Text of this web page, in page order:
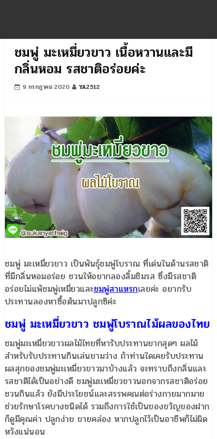
ชมพู่ มะเหมี่ยวขาว เนื้อหวานและมี
กลิ่นหอม รสชาติอร่อยค่ะ
9 กรกฎาคม 2020 YA2512
ชมพู่ มะเหมี่ยวขาว เป็นพันธุ์ชมพู่โบราณ ที่เด่นในด้านรสชาติ
ที่มีกลิ่นหอมอร่อย ชวนให้อยากลองลิ้มชิมรส ซึ่งมีรสชาติ
อร่อยไม่แพ้ชมพู่เหมี่ยวและชมพู่สาแหรกเลยค่ะ อยากรับ
ประทานลองหาซื้อต้นมาปลูกซิค่ะ
ชมพู่ มะเหมี่ยวขาว ชมพู่โบราณไม้ผลของไทย
ชมพู่มะเหมี่ยวขาวผลไม้ไทยที่หารับประทานยากสุดๆ ผลไม้
สำหรับรับประทานกินเล่นยามว่าง ถ้าท่านใดเคยรับประทาน
ผลสุกของชมพู่มะเหมี่ยวขาวมาบ้างแล้ว จะทราบถึงกลิ่นและ
รสชาติได้เป็นอย่างดี ชมพู่มะเหมี่ยวขาวนอกจากรสชาติอร่อย
ชวนกินแล้ว ยังมีประโยชน์และสรรพคณต่อร่างกายมากมาย
ช่วยรักษาโรคบางชนิดได้ รวมถึงการใช้เป็นของขวัญของฝาก
ก็ดูมีคุณค่า ปลูกง่าย ขายคล่อง หากปลูกไว้เป็นอาชีพก็ไม่ผิด
หวังแน่นอน